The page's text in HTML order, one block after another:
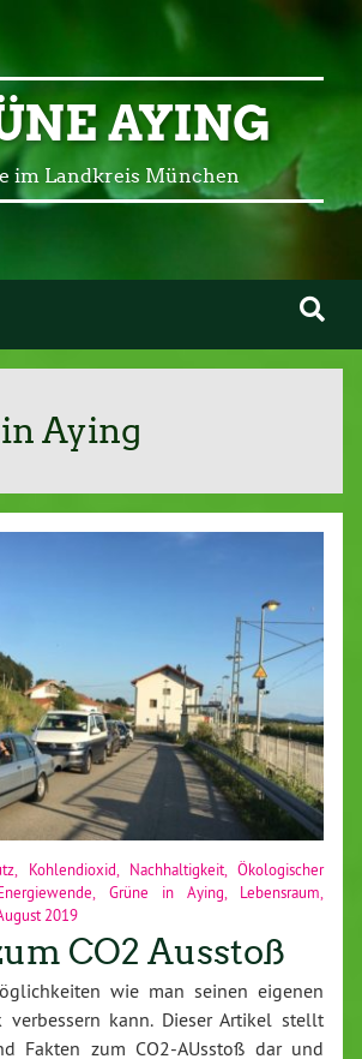
AYING
im Landkreis München
Aying
Kohlendioxid Nachhaltigkeit,Ökologischer
Grüne in Aying Lebensraum
2019
CO2 Ausstoß
wie man seinen eigenen
verbessern kann. Dieser Artikel stellt
Fakten zum CO2-AUsstoß dar und